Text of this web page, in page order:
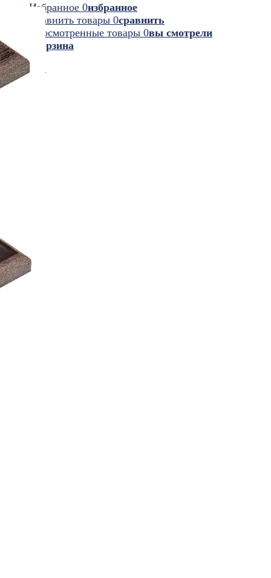
Избранное 0избранное
Сравнить товары 0сравнить
Просмотренные товары 0вы смотрели
корзина
0 0 руб.